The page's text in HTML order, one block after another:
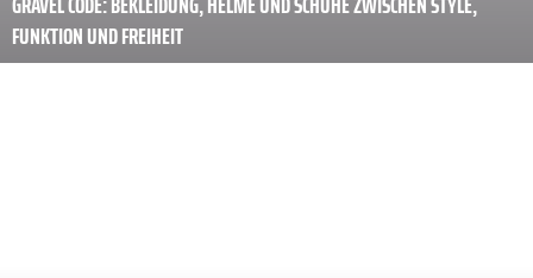
GRAVEL CODE: BEKLEIDUNG, HELME UND SCHUHE ZWISCHEN STYLE,